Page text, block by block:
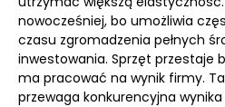
nowocześniej, bo umożliwia
czasu zgromadzenia pełnych
inwestowania. Sprzęt przestaje
ma pracować na wynik firmy.
przewaga konkurencyjna